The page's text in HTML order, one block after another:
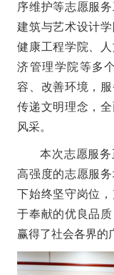
序维护等志愿服
建筑与艺术设计
健康工程学院、
济管理学院等多
容、改善环境，
传递文明理念，
风采。
本次志愿服
高强度的志愿服
下始终坚守岗位
于奉献的优良品
赢得了社会各界的